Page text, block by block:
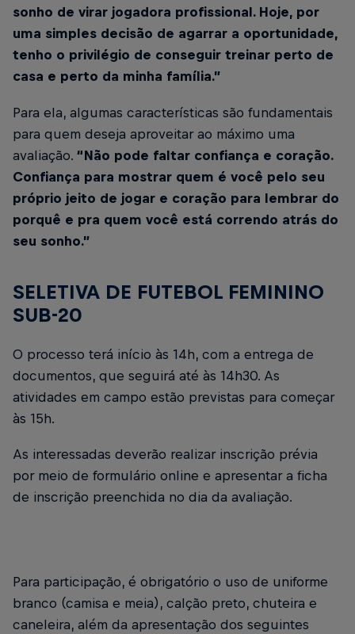
sonho de virar jogadora profissional. Hoje, por
uma simples decisão de agarrar a oportunidade,
tenho o privilégio de conseguir treinar perto de
casa e perto da minha família.”
Para ela, algumas características são fundamentais
para quem deseja aproveitar ao máximo uma
avaliação. “Não pode faltar confiança e coração.
Confiança para mostrar quem é você pelo seu
próprio jeito de jogar e coração para lembrar do
porquê e pra quem você está correndo atrás do
seu sonho.”
SELETIVA DE FUTEBOL FEMININO
SUB-20
O processo terá início às 14h, com a entrega de
documentos, que seguirá até às 14h30. As
atividades em campo estão previstas para começar
às 15h.
As interessadas deverão realizar inscrição prévia
por meio de formulário online e apresentar a ficha
de inscrição preenchida no dia da avaliação.
Para participação, é obrigatório o uso de uniforme
branco (camisa e meia), calção preto, chuteira e
caneleira, além da apresentação dos seguintes